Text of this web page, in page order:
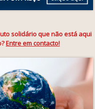
solidário que não está aqui
Entre em contacto!